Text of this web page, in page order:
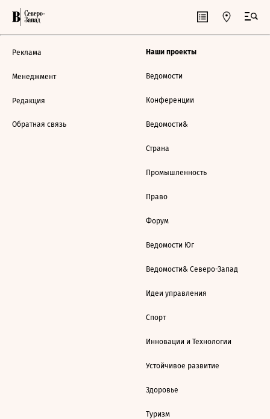
Реклама
Менеджмент
Редакция
Обратная связь
Наши проекты
Ведомости
Конференции
Ведомости&
Страна
Промышленность
Право
Форум
Ведомости Юг
Ведомости& Северо-Запад
Идеи управления
Спорт
Инновации и Технологии
Устойчивое развитие
Здоровье
Туризм